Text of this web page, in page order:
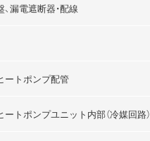
漏電遮断器・配線
ートポンプ配管
トポンプユニット内部（冷媒回路）